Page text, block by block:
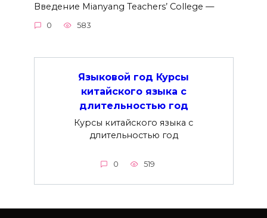
Введение Mianyang Teachers’ College —
0 583
Языковой год Курсы
китайского языка с
длительностью год
Курсы китайского языка с
длительностью год
0 519